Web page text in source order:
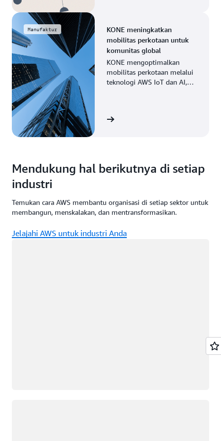
Manufaktur
KONE meningkatkan
mobilitas perkotaan untuk
komunitas global
KONE mengoptimalkan
mobilitas perkotaan melalui
teknologi AWS IoT dan AI,
Lihat kisahnya
Mendukung hal berikutnya di setiap
industri
Temukan cara AWS membantu organisasi di setiap sektor untuk
membangun, menskalakan, dan mentransformasikan.
Jelajahi AWS untuk industri Anda